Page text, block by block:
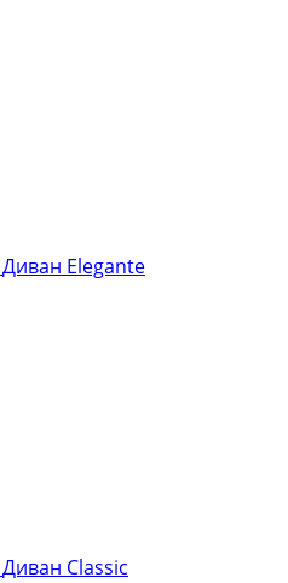
Диван Elegante
Диван Classic